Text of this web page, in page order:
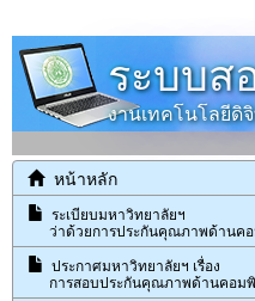
ระบบ
งานเทคโนโลยี
หน้าหลัก
ระเบียบมหาวิทยาลัยฯ
ว่าด้วยการประกันคุณภาพด้านคอ
ประกาศมหาวิทยาลัยฯ เรื่อง
การสอบประกันคุณภาพด้านคอมพิ